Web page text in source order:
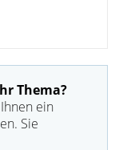
Thema?
ein
Sie